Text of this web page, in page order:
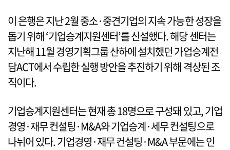
이 은행은 지난 2월 중소·중견기업의 지속 가능한 성장을
돕기 위해 ‘기업승계지원센터’를 신설했다. 해당 센터는
지난해 11월 경영기획그룹 산하에 설치했던 가업승계전
담ACT에서 수립한 실행 방안을 추진하기 위해 격상된 조
직이다.
기업승계지원센터는 현재 총 18명으로 구성돼 있고, 기업
경영·재무 컨설팅·M&A와 기업승계·세무 컨설팅으로
나뉘어 있다. 기업경영·재무 컨설팅·M&A 부문에는 인